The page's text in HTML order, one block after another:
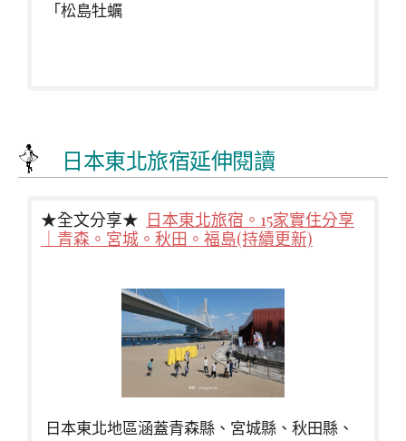
「松島牡蠣
日本東北旅宿延伸閱讀
★全文分享★ 日本東北旅宿。15家實住分享
｜青森。宮城。秋田。福島(持續更新)
日本東北地區涵蓋青森縣、宮城縣、秋田縣、